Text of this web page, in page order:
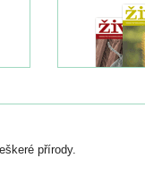
přírody.